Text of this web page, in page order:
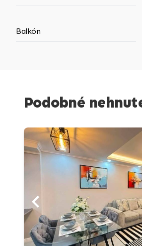
Balkón
Podobné